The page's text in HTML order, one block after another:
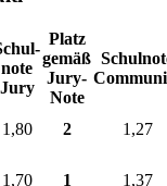
note
Jury
Platz
gemäß
Jury-
Note
1,80 2
1,27
1,70 1 1,37